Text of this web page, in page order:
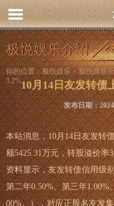
极悦娱乐介绍
你的位置：极悦娱乐>极悦娱乐
3.2%10月14日友发转债
发布日期：
本站消息，10月14日友发转
额5425.31万元，转股溢价率
资料显示，友发转债信用级
第二年0.50%、第三年1.00%
00%。），对应正股名友发